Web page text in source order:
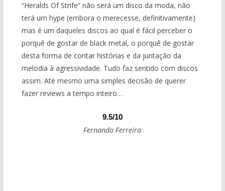
“Heralds Of Strife” não será um disco da moda, não
terá um hype (embora o merecesse, definitivamente)
mas é um daqueles discos ao qual é fácil perceber o
porquê de gostar de black metal, o porquê de gostar
desta forma de contar histórias e da juntação da
melodia à agressividade. Tudo faz sentido com discos
assim. Até mesmo uma simples decisão de querer
fazer reviews a tempo inteiro…
9.5/10
Fernando Ferreira